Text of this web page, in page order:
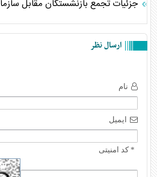
جزئیات تجمع بازنشستگان مقابل
ارسال نظر
نام
ایمیل
* کد امنیتی